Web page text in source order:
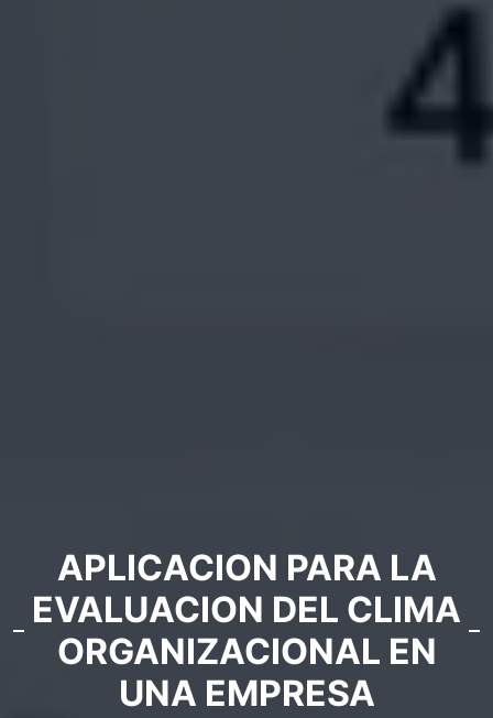
APLICACION PARA LA
EVALUACION DEL CLIMA
ORGANIZACIONAL EN
UNA EMPRESA